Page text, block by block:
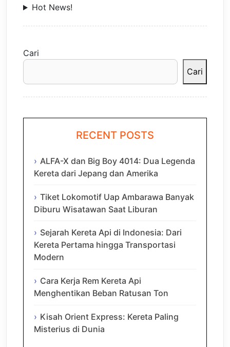
Hot News!
Cari
Cari
RECENT POSTS
ALFA-X dan Big Boy 4014: Dua Legenda
Kereta dari Jepang dan Amerika
Tiket Lokomotif Uap Ambarawa Banyak
Diburu Wisatawan Saat Liburan
Sejarah Kereta Api di Indonesia: Dari
Kereta Pertama hingga Transportasi
Modern
Cara Kerja Rem Kereta Api
Menghentikan Beban Ratusan Ton
Kisah Orient Express: Kereta Paling
Misterius di Dunia